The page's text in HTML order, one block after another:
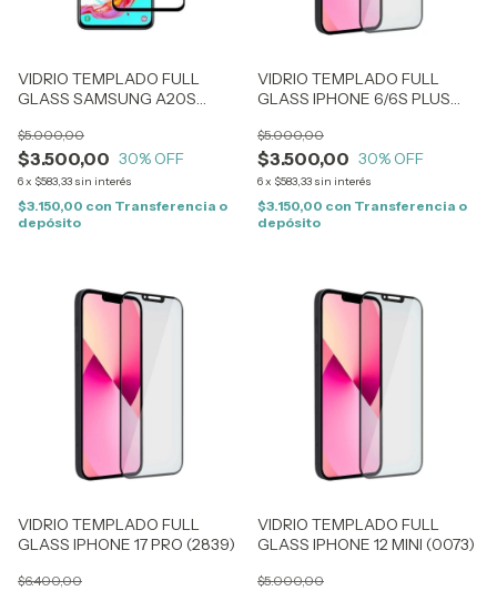
VIDRIO TEMPLADO FULL
GLASS SAMSUNG A20S
$3.500,00
$5.000,00
30% OFF
6x $583,33 sin interés
$3.150,00 con Transferencia o
depósito
VIDRIO TEMPLADO FULL
GLASS IPHONE 6/6S PLUS
$3.500,00
$5.000,00
30% OFF
6x $583,33 sin interés
$3.150,00 con Transferencia o
depósito
VIDRIO TEMPLADO FULL
GLASS IPHONE 17 PRO (2839)
$6.400,00
VIDRIO TEMPLADO FULL
GLASS IPHONE 12 MINI (0073)
$5.000,00